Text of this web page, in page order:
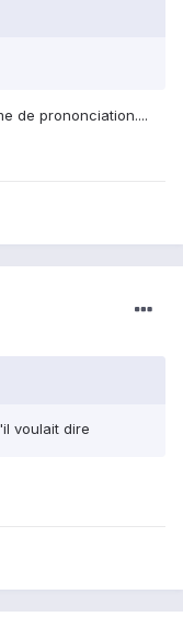
de prononciation....
voulait dire